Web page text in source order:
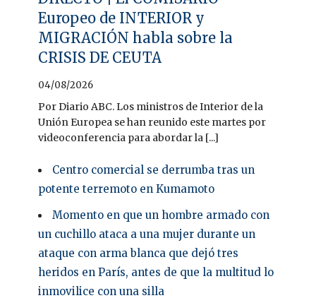
Europeo de INTERIOR y
MIGRACIÓN habla sobre la
CRISIS DE CEUTA
04/08/2026
Por Diario ABC. Los ministros de Interior de la
Unión Europea se han reunido este martes por
videoconferencia para abordar la [...]
Centro comercial se derrumba tras un
potente terremoto en Kumamoto
Momento en que un hombre armado con
un cuchillo ataca a una mujer durante un
ataque con arma blanca que dejó tres
heridos en París, antes de que la multitud lo
inmovilice con una silla